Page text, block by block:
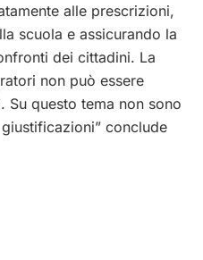
alle prescrizioni,
scuola e assicurando la
dei cittadini. La
non può essere
questo tema non sono
conclude